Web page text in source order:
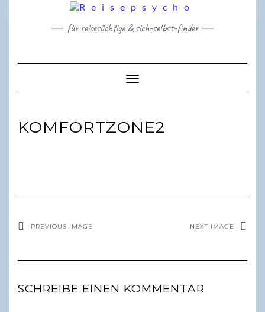
für reisesüchtige & sich-selbst-finder
Toggle Navigation
KOMFORTZONE2
PREVIOUS IMAGE NEXT IMAGE
SCHREIBE EINEN KOMMENTAR